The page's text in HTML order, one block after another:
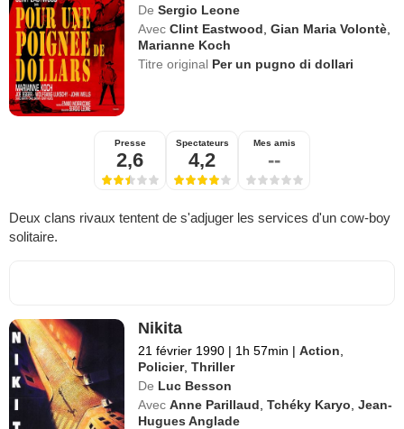
De Sergio Leone
Avec Clint Eastwood ,Gian Maria Volontè
Marianne Koch
Titre original Per un pugno di dollari
Presse
2,6
Spectateurs
4,2
Mes amis
--
Deux clans rivaux tentent de s'adjuger les services d'un cow-boy
solitaire.
Nikita
21 février 1990 | 1h 57min | Action
Policier,Thriller
De Luc Besson
Avec Anne Parillaud ,Tchéky Karyo ,Jean-
Hugues Anglade